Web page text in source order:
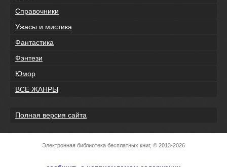
Справочники
Ужасы и мистика
Фантастика
Фэнтези
Юмор
ВСЕ ЖАНРЫ
Полная версия сайта
Электронная библиотека бесплатных книг, © 2013-2026